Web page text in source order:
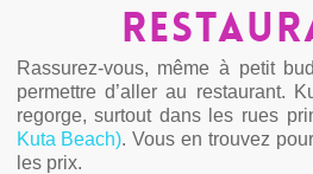
Rassurez-vous, même à petit
permettre d’aller au restaurant.
regorge, surtout dans les rues
Kuta Beach). Vous en trouvez
les prix.